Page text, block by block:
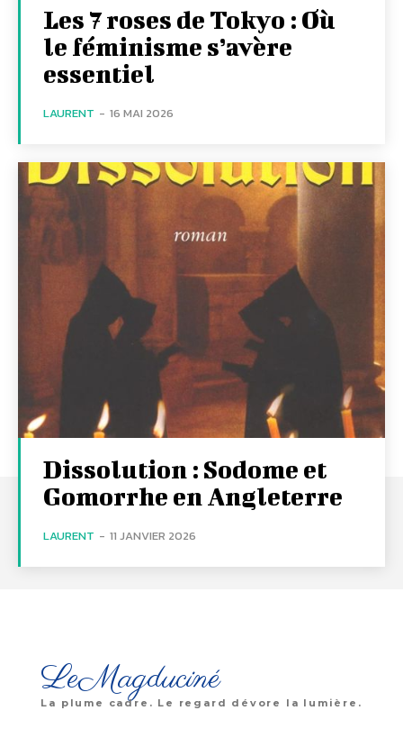
Les 7 roses de Tokyo : Où
le féminisme s’avère
essentiel
LAURENT - 16 MAI 2026
Dissolution : Sodome et
Gomorrhe en Angleterre
LAURENT - 11 JANVIER 2026
LeMagduciné
La plume cadre. Le regard dévore la lumière.